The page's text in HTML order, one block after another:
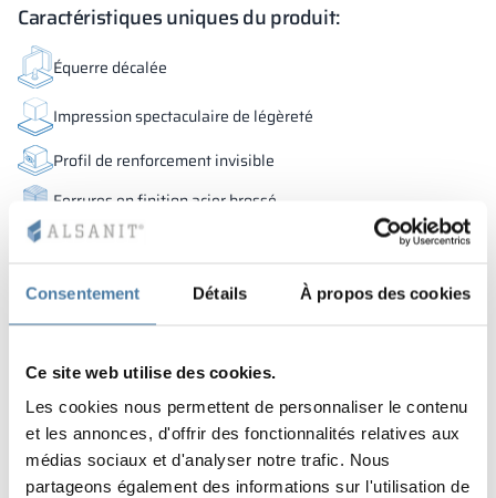
Consentement Détails À propos des cookies
Ce site web utilise des cookies.
Les cookies nous permettent de personnaliser le contenu
et les annonces, d'offrir des fonctionnalités relatives aux
médias sociaux et d'analyser notre trafic. Nous
partageons également des informations sur l'utilisation de
Caractéristiques uniques du produit:
Équerre décalée
Impression spectaculaire de légèreté
Profil de renforcement invisible
Ferrures en finition acier brossé
Voir le produit
Cabines sanitaires
Altusvoir les détails